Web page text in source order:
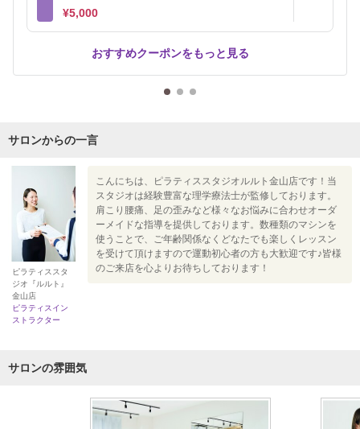
¥5,000
おすすめクーポンをもっと見る
サロンからの一言
ピラティススタ
ジオ『ルルト』
金山店
ピラティスイン
ストラクター
こんにちは、ピラティススタジオルルト金山店です！当
スタジオは経験豊富な理学療法士が監修しております。
肩こり腰痛、足の歪みなど様々なお悩みに合わせオーダ
ーメイドな指導を提供しております。数種類のマシンを
使うことで、ご年齢関係なくどなたでも楽しくレッスン
を受けて頂けますので運動初心者の方も大歓迎です♪皆様
のご来店を心よりお待ちしております！
サロンの雰囲気